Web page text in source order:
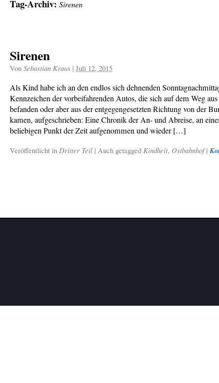
Tag-Archiv: Sirenen
Sirenen
Von Sebastian Kraus | Juli 12, 2015
Als Kind habe ich an den endlos sich dehnenden
Kennzeichen der vorbeifahrenden Autos, die sich auf dem Weg
befanden oder aber aus der entgegengesetzten Richtung von der
kamen, aufgeschrieben: Eine Chronik der An- und Abreise, an
beliebigen Punkt der Zeit aufgenommen und wieder […]
Veröffentlicht in Dritter Teil | Auch getagged Kindheit, Ostbahnhof |